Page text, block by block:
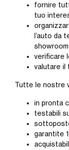
fornire
tuo
l’auto da
showroom
verificare
valutare il
Tutte le nostre
in pronta
testabili
garantite